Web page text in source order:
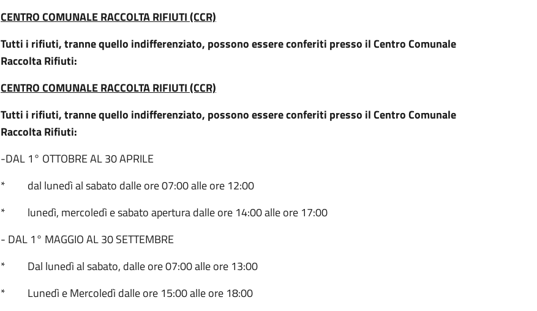
CENTRO COMUNALE RACCOLTA RIFIUTI (CCR)
Tutti i rifiuti, tranne quello indifferenziato, possono essere conferiti presso il Centro Comunale
Raccolta Rifiuti:
CENTRO COMUNALE RACCOLTA RIFIUTI (CCR)
Tutti i rifiuti, tranne quello indifferenziato, possono essere conferiti presso il Centro Comunale
Raccolta Rifiuti:
-DAL 1° OTTOBRE AL 30 APRILE
* dal lunedì al sabato dalle ore 07:00 alle ore 12:00
* lunedì, mercoledì e sabato apertura dalle ore 14:00 alle ore 17:00
- DAL 1° MAGGIO AL 30 SETTEMBRE
* Dal lunedì al sabato, dalle ore 07:00 alle ore 13:00
* Lunedì e Mercoledì dalle ore 15:00 alle ore 18:00